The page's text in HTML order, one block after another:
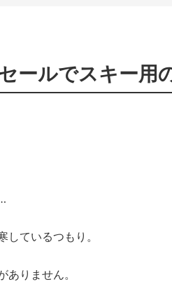
ールでスキー用
ているつもり。
りません。